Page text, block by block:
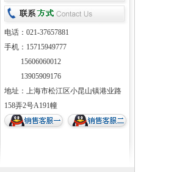
电话：021-37657881
手机：15715949777
15606060012
13905909176
地址：上海市松江区小昆山镇港业路
158弄2号A191幢